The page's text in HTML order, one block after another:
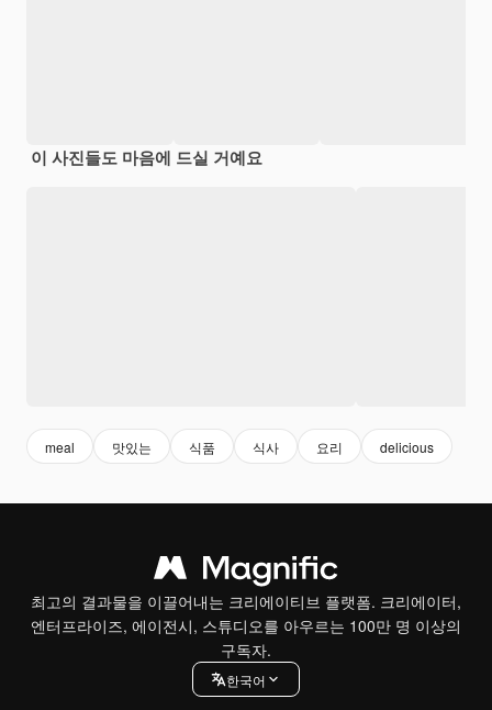
이 사진들도 마음에 드실 거예요
meal 맛있는 식품 식사 요리 delicious
최고의 결과물을 이끌어내는 크리에이티브 플랫폼. 크리에이터,
엔터프라이즈, 에이전시, 스튜디오를 아우르는 100만 명 이상의
구독자.
한국어